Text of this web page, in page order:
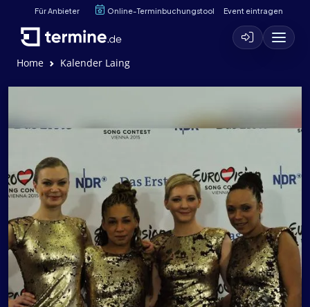
Für Anbieter Online-Terminbuchungstool Event eintragen
Home Kalender Laing